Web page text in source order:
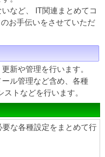
など、 IT関連まとめてコ
お手伝いをさせていただ
新や管理を行います。
ル管理など含め、各種
トなどを行います。
な各種設定をまとめて行